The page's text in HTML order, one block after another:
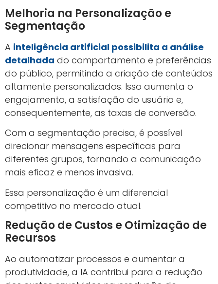
Melhoria na Personalização e
Segmentação
A inteligência artificial possibilita a análise
detalhada do comportamento e preferências
do público, permitindo a criação de conteúdos
altamente personalizados. Isso aumenta o
engajamento, a satisfação do usuário e,
consequentemente, as taxas de conversão.
Com a segmentação precisa, é possível
direcionar mensagens específicas para
diferentes grupos, tornando a comunicação
mais eficaz e menos invasiva.
Essa personalização é um diferencial
competitivo no mercado atual.
Redução de Custos e Otimização de
Recursos
Ao automatizar processos e aumentar a
produtividade, a IA contribui para a redução